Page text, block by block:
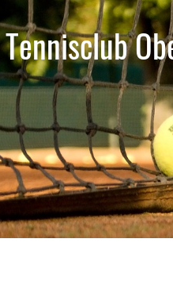
Tennisclub